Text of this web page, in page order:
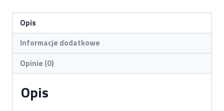
Opis
Informacje dodatkowe
Opinie (0)
Opis